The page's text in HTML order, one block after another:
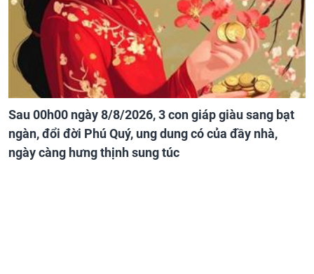
Sau 00h00 ngày 8/8/2026, 3 con giáp giàu sang bạt
ngàn, đổi đời Phú Quý, ung dung có của đầy nhà,
ngày càng hưng thịnh sung túc